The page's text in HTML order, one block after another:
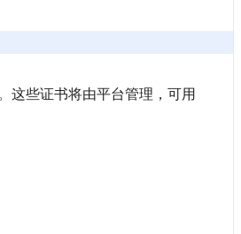
这些证书将由平台管理，可用